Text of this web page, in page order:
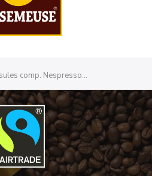
Capsules comp. Nespresso®*